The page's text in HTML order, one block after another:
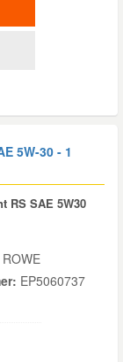
5W-30 - 1
RS SAE 5W30
ROWE
EP5060737